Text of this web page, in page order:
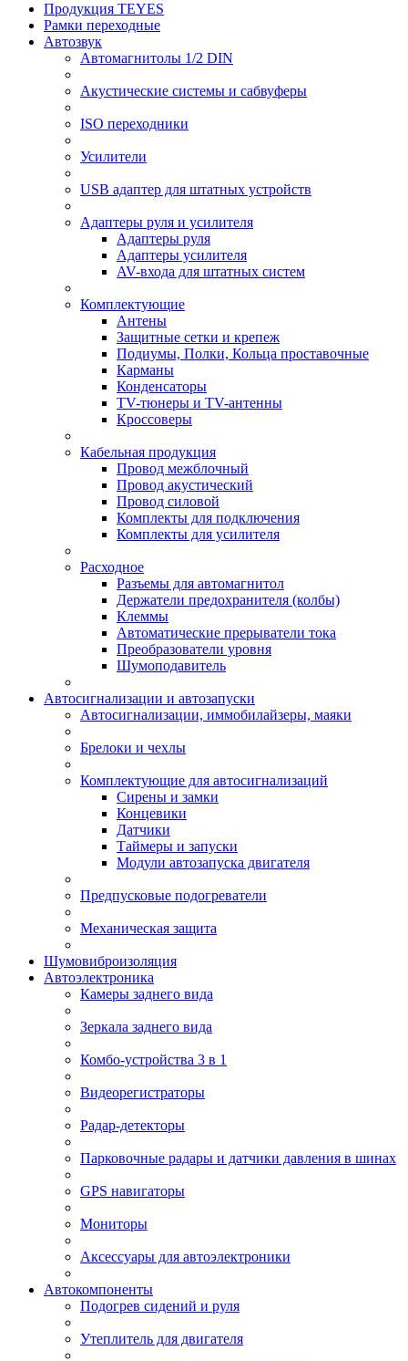
Продукция TEYES
Рамки переходные
Автозвук
Автомагнитолы 1/2 DIN
Акустические системы и сабвуферы
ISO переходники
Усилители
USB адаптер для штатных устройств
Адаптеры руля и усилителя
Адаптеры руля
Адаптеры усилителя
AV-входа для штатных систем
Комплектующие
Антены
Защитные сетки и крепеж
Подиумы, Полки, Кольца проставочные
Карманы
Конденсаторы
TV-тюнеры и TV-антенны
Кроссоверы
Кабельная продукция
Провод межблочный
Провод акустический
Провод силовой
Комплекты для подключения
Комплекты для усилителя
Расходное
Разъемы для автомагнитол
Держатели предохранителя (колбы)
Клеммы
Автоматические прерыватели тока
Преобразователи уровня
Шумоподавитель
Автосигнализации и автозапуски
Автосигнализации, иммобилайзеры, маяки
Брелоки и чехлы
Комплектующие для автосигнализаций
Сирены и замки
Концевики
Датчики
Таймеры и запуски
Модули автозапуска двигателя
Предпусковые подогреватели
Механическая защита
Шумовиброизоляция
Автоэлектроника
Камеры заднего вида
Зеркала заднего вида
Комбо-устройства 3 в 1
Видеорегистраторы
Радар-детекторы
Парковочные радары и датчики давления в шинах
GPS навигаторы
Мониторы
Аксессуары для автоэлектроники
Автокомпоненты
Подогрев сидений и руля
Утеплитель для двигателя